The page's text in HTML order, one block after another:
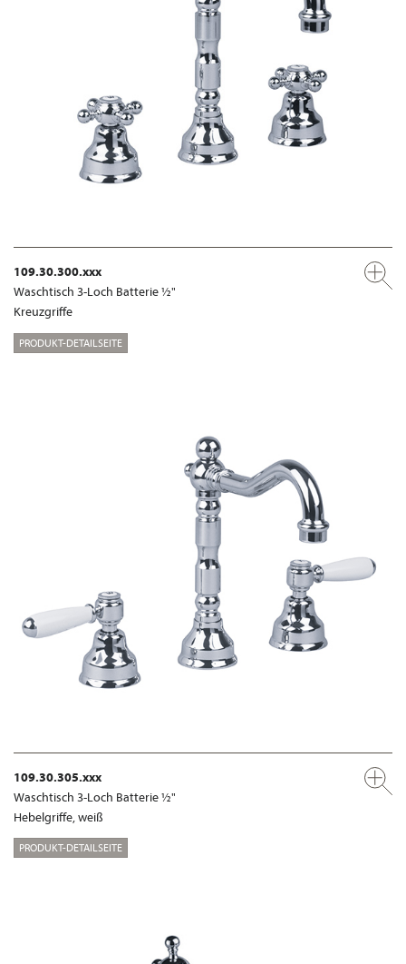
109.30.300.xxx
Waschtisch 3-Loch Batterie ½"
Kreuzgriffe
PRODUKT-DETAILSEITE
109.30.305.xxx
Waschtisch 3-Loch Batterie ½"
Hebelgriffe, weiß
PRODUKT-DETAILSEITE